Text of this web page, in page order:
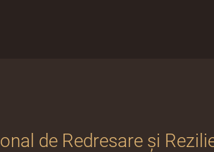
de Redresare și